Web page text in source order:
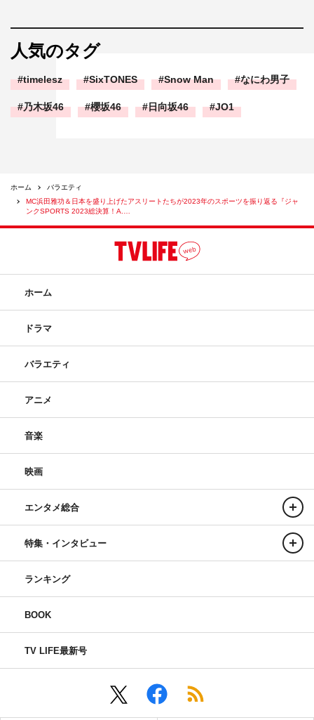
人気のタグ
timelesz SixTONES Snow Man なにわ男子
乃木坂46 櫻坂46 日向坂46 JO1
ホーム
バラエティ
MC浜田雅功＆日本を盛り上げたアスリートたちが2023年のスポーツを振り返る『ジャ
ンクSPORTS 2023総決算！A.…
ホーム
ドラマ
バラエティ
アニメ
音楽
映画
エンタメ総合
特集・インタビュー
ランキング
BOOK
TV LIFE最新号